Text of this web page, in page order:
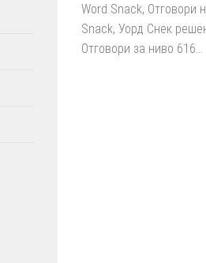
Word Snack, Отговори
Snack, Уорд Снек
Отговори за ниво 616...